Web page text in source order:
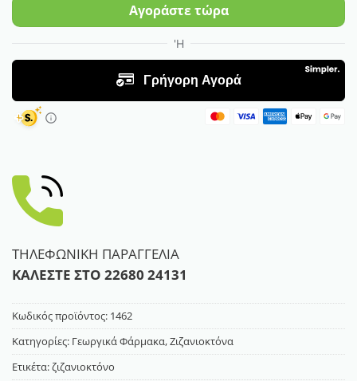
Αγοράστε τώρα
ΤΗΛΕΦΩΝΙΚΗ ΠΑΡΑΓΓΕΛΙΑ
ΚΑΛΕΣΤΕ ΣΤΟ 22680 24131
Κωδικός προϊόντος: 1462
Κατηγορίες: Γεωργικά Φάρμακα,Ζιζανιοκτόνα
Ετικέτα:ζιζανιοκτόνο